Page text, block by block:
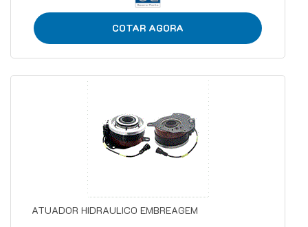
COTAR AGORA
ATUADOR HIDRAULICO EMBREAGEM